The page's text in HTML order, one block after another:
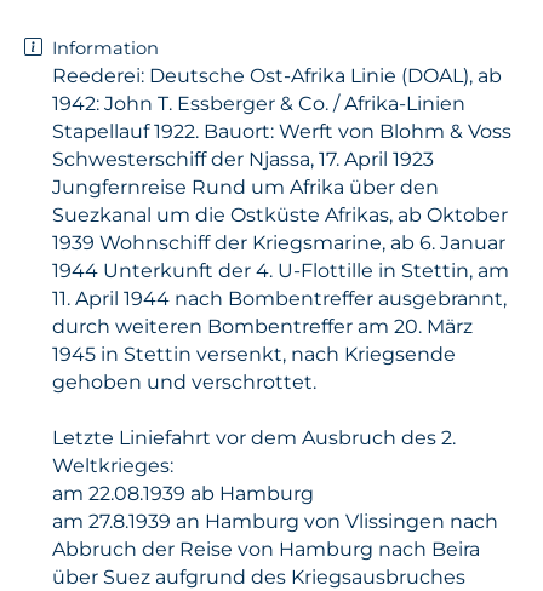
Information
Reederei: Deutsche Ost-Afrika Linie (DOAL), ab
1942: John T. Essberger & Co. / Afrika-Linien
Stapellauf 1922. Bauort: Werft von Blohm & Voss
Schwesterschiff der Njassa, 17. April 1923
Jungfernreise Rund um Afrika über den
Suezkanal um die Ostküste Afrikas, ab Oktober
1939 Wohnschiff der Kriegsmarine, ab 6. Januar
1944 Unterkunft der 4. U-Flottille in Stettin, am
11. April 1944 nach Bombentreffer ausgebrannt,
durch weiteren Bombentreffer am 20. März
1945 in Stettin versenkt, nach Kriegsende
gehoben und verschrottet.
Letzte Liniefahrt vor dem Ausbruch des 2.
Weltkrieges:
am 22.08.1939 ab Hamburg
am 27.8.1939 an Hamburg von Vlissingen nach
Abbruch der Reise von Hamburg nach Beira
über Suez aufgrund des Kriegsausbruches